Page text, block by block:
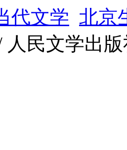
代文学 北京
民文学出